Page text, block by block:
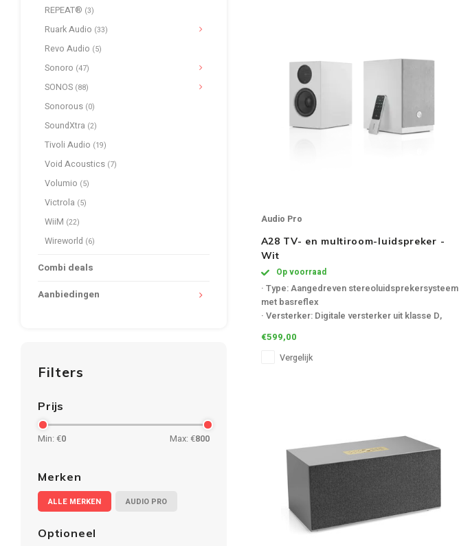
REPEAT® (3)
Ruark Audio (33)
Revo Audio (5)
Sonoro (47)
SONOS (88)
Sonorous (0)
SoundXtra (2)
Tivoli Audio (19)
Void Acoustics (7)
Volumio (5)
Victrola (5)
WiiM (22)
Wireworld (6)
Combi deals
Aanbiedingen
Filters
Prijs
Min: €0 Max: €800
Merken
ALLE MERKEN AUDIO PRO
Optioneel
Audio Pro
A28 TV- en multiroom-luidspreker -
Wit
Op voorraad
· Type: Aangedreven stereoluidsprekersysteem
met basreflex
· Versterker: Digitale versterker uit klasse D,
· Tweeter: Bolvormige tweeter van 1 inch met
textiel
€599,00
Vergelijk